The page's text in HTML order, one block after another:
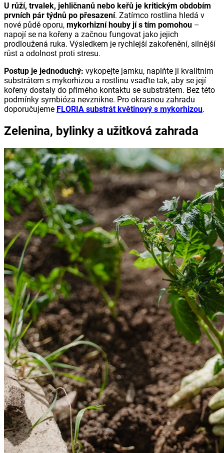
U růží, trvalek, jehličnanů nebo keřů je kritickým obdobím
prvních pár týdnů po přesazení. Zatímco rostlina hledá v
nové půdě oporu, mykorhizní houby jí s tím pomohou –
napojí se na kořeny a začnou fungovat jako jejich
prodloužená ruka. Výsledkem je rychlejší zakořenění, silnější
růst a odolnost proti stresu.
Postup je jednoduchý: vykopejte jamku, naplňte ji kvalitním
substrátem s mykorhizou a rostlinu vsaďte tak, aby se její
kořeny dostaly do přímého kontaktu se substrátem. Bez této
podmínky symbióza nevznikne. Pro okrasnou zahradu
doporučujeme FLORIA substrát květinový s mykorhizou.
Zelenina, bylinky a užitková zahrada